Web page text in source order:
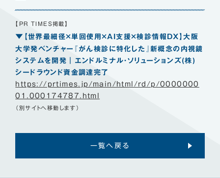
【PR TIMES掲載】
▼ 【世界最細径×単回使用×AI支援×検診情報DX】大阪
大学発ベンチャー『がん検診に特化した』新概念の内視鏡
システムを開発｜エンドルミナル・ソリューションズ(株)
シードラウンド資金調達完了
https://prtimes.jp/main/html/rd/p/0000000
01.000174787.html
（別サイトへ移動します）
一覧へ戻る